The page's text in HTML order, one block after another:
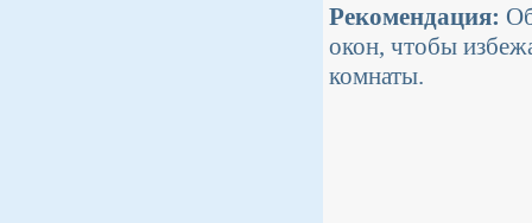
Рекомендация:
окон, чтобы
комнаты.